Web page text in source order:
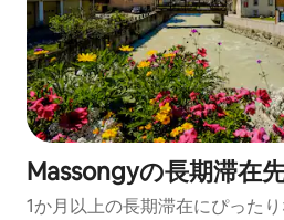
Massongyの長期滞在
1か月以上の長期滞在にぴった